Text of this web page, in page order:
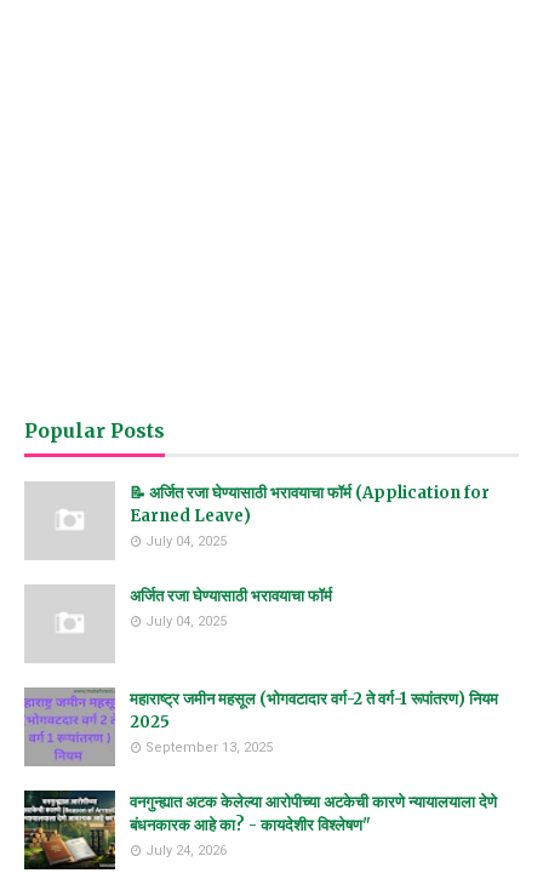
Popular Posts
📝 अर्जित रजा घेण्यासाठी भरावयाचा फॉर्म (Application for
Earned Leave)
July 04, 2025
अर्जित रजा घेण्यासाठी भरावयाचा फॉर्म
July 04, 2025
महाराष्ट्र जमीन महसूल (भोगवटादार वर्ग-2 ते वर्ग-1 रूपांतरण) नियम
2025
September 13, 2025
वनगुन्ह्यात अटक केलेल्या आरोपीच्या अटकेची कारणे न्यायालयाला देणे
बंधनकारक आहे का? - कायदेशीर विश्लेषण"
July 24, 2026